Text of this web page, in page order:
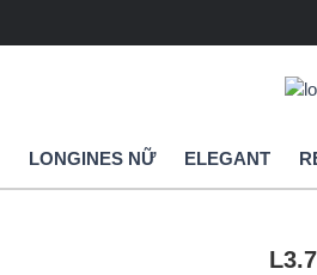
LONGINES NỮ ELEGANT